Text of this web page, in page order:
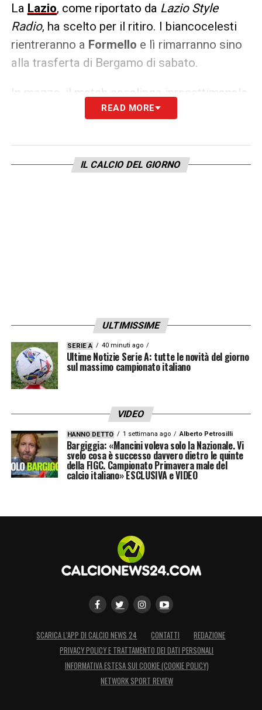
La Lazio, come riportato da Lazio Style
Radio, ha scelto per il ritiro. I biancocelesti
rientreranno a Formello e lì rimarranno sino
alla trasferta di Bergamo di sabato.
In mezzo, il match casalingo inrasettimanale
di mercoledì con laFiorentina
LA PLAYLIST DELLE NOSTRE TOP NEWS
READ MORE
IL CALCIO DEL GIORNO
ULTIMISSIME
SERIE A 40 minuti ago
Ultime Notizie Serie A: tutte le novità del giorno
sul massimo campionato italiano
VIDEO
HANNO DETTO 1 settimana ago Alberto Petrosilli
Bargiggia: «Mancini voleva solo la Nazionale. Vi
svelo cosa è successo davvero dietro le quinte
della FIGC. Campionato Primavera male del
calcio italiano» ESCLUSIVA e VIDEO
SCARICA L’APP DI CALCIO NEWS 24 CONTATTI
REDAZIONE
PRIVACY POLICY E TRATTAMENTO DEI DATI PERSONALI
INFORMATIVA ESTESA SUI COOKIE (COOKIE POLICY)
NETWORK SPORT REVIEW